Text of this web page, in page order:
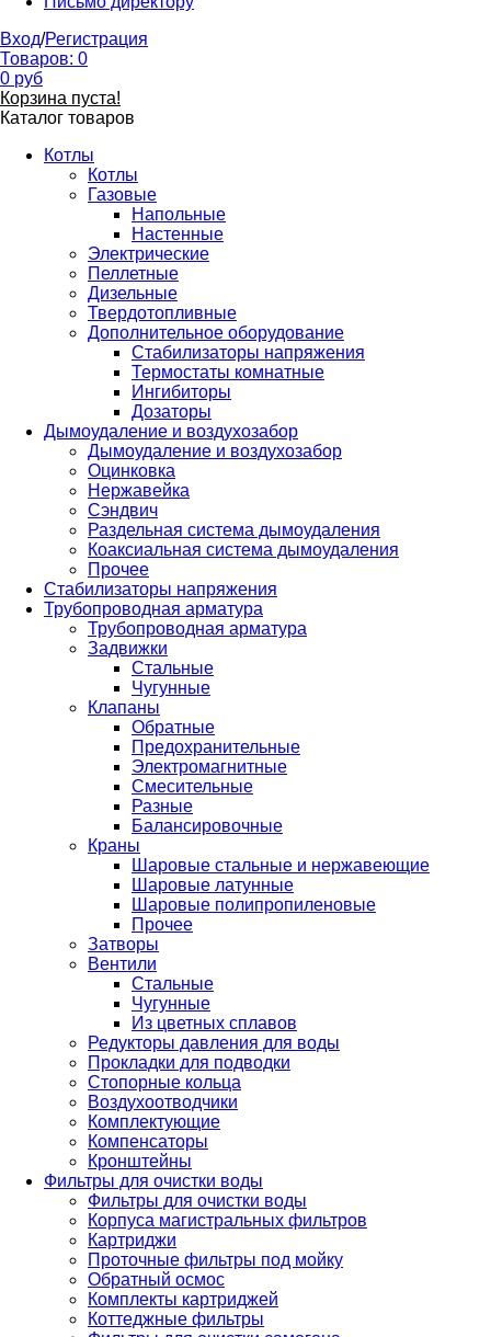
Вход/Регистрация
Товаров: 0
0 руб
Корзина пуста!
Каталог товаров
Котлы
Котлы
Газовые
Напольные
Настенные
Электрические
Пеллетные
Дизельные
Твердотопливные
Дополнительное оборудование
Стабилизаторы напряжения
Термостаты комнатные
Ингибиторы
Дозаторы
Дымоудаление и воздухозабор
Дымоудаление и воздухозабор
Оцинковка
Нержавейка
Сэндвич
Раздельная система дымоудаления
Коаксиальная система дымоудаления
Прочее
Стабилизаторы напряжения
Трубопроводная арматура
Трубопроводная арматура
Задвижки
Стальные
Чугунные
Клапаны
Обратные
Предохранительные
Электромагнитные
Смесительные
Разные
Балансировочные
Краны
Шаровые стальные и нержавеющие
Шаровые латунные
Шаровые полипропиленовые
Прочее
Затворы
Вентили
Стальные
Чугунные
Из цветных сплавов
Редукторы давления для воды
Прокладки для подводки
Стопорные кольца
Воздухоотводчики
Комплектующие
Компенсаторы
Кронштейны
Фильтры для очистки воды
Фильтры для очистки воды
Корпуса магистральных фильтров
Картриджи
Проточные фильтры под мойку
Обратный осмос
Комплекты картриджей
Коттеджные фильтры